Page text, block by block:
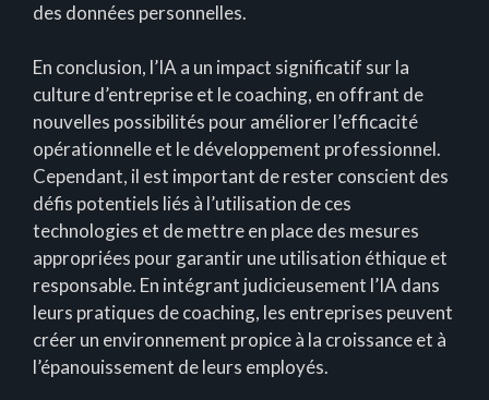
des données personnelles.
En conclusion, l’IA a un impact significatif sur la
culture d’entreprise et le coaching, en offrant de
nouvelles possibilités pour améliorer l’efficacité
opérationnelle et le développement professionnel.
Cependant, il est important de rester conscient des
défis potentiels liés à l’utilisation de ces
technologies et de mettre en place des mesures
appropriées pour garantir une utilisation éthique et
responsable. En intégrant judicieusement l’IA dans
leurs pratiques de coaching, les entreprises peuvent
créer un environnement propice à la croissance et à
l’épanouissement de leurs employés.